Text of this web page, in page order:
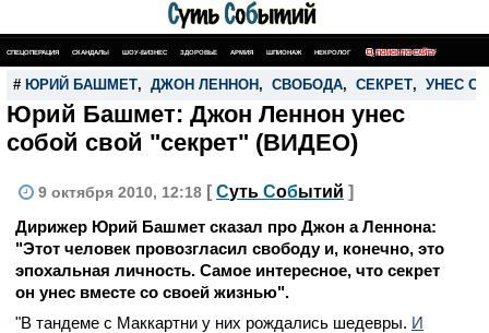
СПЕЦОПЕРАЦИЯ СКАНДАЛЫ ШОУ-БИЗНЕС ЗДОРОВЬЕ АРМИЯ ШПИОНАЖ НЕКРОЛОГ ПОИСК ПО САЙТУ
# ЮРИЙ БАШМЕТ, ДЖОН ЛЕННОН , СВОБОДА, СЕКРЕТ, УНЕС С
Юрий Башмет: Джон Леннон унес
собой свой "секрет" (ВИДЕО)
9 октября 2010, 12:18 [ Суть Событий ]
Дирижер Юрий Башмет сказал про Джон а Леннона:
"Этот человек провозгласил свободу и, конечно, это
эпохальная личность. Самое интересное, что секрет
он унес вместе со своей жизнью".
"В тандеме с Маккартни у них рождались шедевры. И